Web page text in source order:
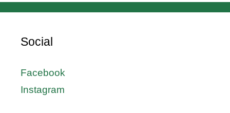
Social
Facebook
Instagram